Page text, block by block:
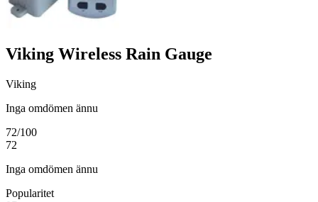
Viking Wireless Rain Gauge
Viking
Inga omdömen ännu
72/100
72
Inga omdömen ännu
Popularitet